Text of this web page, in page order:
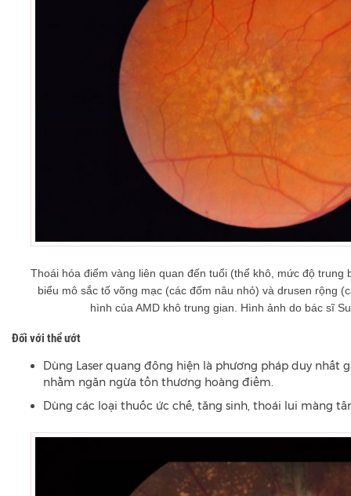
Thoái hóa điểm vàng liên quan đến tuổi (thể khô, mức độ trung
biểu mô sắc tố võng mạc (các đốm nâu nhỏ) và drusen rộng
hình của AMD khô trung gian. Hình ảnh do bác sĩ
Đối với thể ướt
Dùng Laser quang đông hiện là phương pháp duy nhất
nhằm ngăn ngừa tổn thương hoàng điểm.
Dùng các loại thuốc ức chế, tăng sinh, thoái lui màng